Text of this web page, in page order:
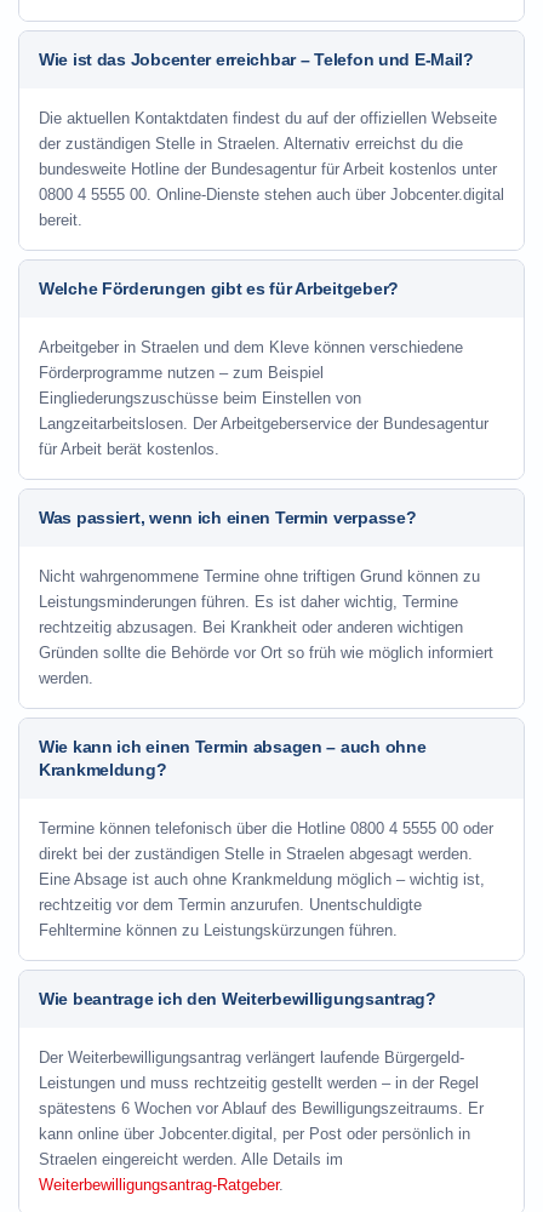
Wie ist das Jobcenter erreichbar – Telefon und E-Mail?
Die aktuellen Kontaktdaten findest du auf der offiziellen Webseite
der zuständigen Stelle in Straelen. Alternativ erreichst du die
bundesweite Hotline der Bundesagentur für Arbeit kostenlos unter
0800 4 5555 00. Online-Dienste stehen auch über Jobcenter.digital
bereit.
Welche Förderungen gibt es für Arbeitgeber?
Arbeitgeber in Straelen und dem Kleve können verschiedene
Förderprogramme nutzen – zum Beispiel
Eingliederungszuschüsse beim Einstellen von
Langzeitarbeitslosen. Der Arbeitgeberservice der Bundesagentur
für Arbeit berät kostenlos.
Was passiert, wenn ich einen Termin verpasse?
Nicht wahrgenommene Termine ohne triftigen Grund können zu
Leistungsminderungen führen. Es ist daher wichtig, Termine
rechtzeitig abzusagen. Bei Krankheit oder anderen wichtigen
Gründen sollte die Behörde vor Ort so früh wie möglich informiert
werden.
Wie kann ich einen Termin absagen – auch ohne
Krankmeldung?
Termine können telefonisch über die Hotline 0800 4 5555 00 oder
direkt bei der zuständigen Stelle in Straelen abgesagt werden.
Eine Absage ist auch ohne Krankmeldung möglich – wichtig ist,
rechtzeitig vor dem Termin anzurufen. Unentschuldigte
Fehltermine können zu Leistungskürzungen führen.
Wie beantrage ich den Weiterbewilligungsantrag?
Der Weiterbewilligungsantrag verlängert laufende Bürgergeld-
Leistungen und muss rechtzeitig gestellt werden – in der Regel
spätestens 6 Wochen vor Ablauf des Bewilligungszeitraums. Er
kann online über Jobcenter.digital, per Post oder persönlich in
Straelen eingereicht werden. Alle Details im
Weiterbewilligungsantrag-Ratgeber.